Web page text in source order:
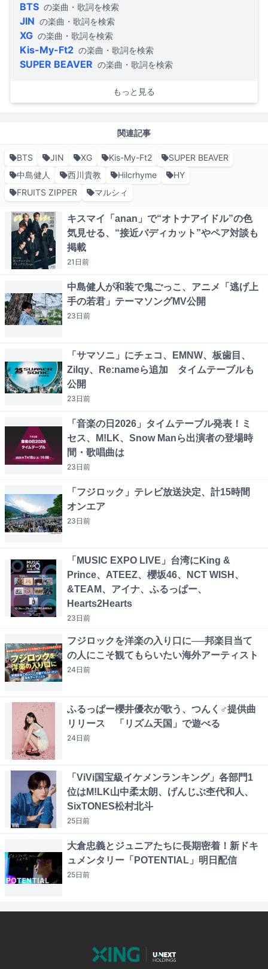
BTS の楽曲・歌詞を検索
JIN の楽曲・歌詞を検索
XG の楽曲・歌詞を検索
Kis-My-Ft2 の楽曲・歌詞を検索
SUPER BEAVER の楽曲・歌詞を検索
もっと見る
関連記事
BTS JIN XG Kis-My-Ft2
SUPER BEAVER
中島健人
西川貴教 Hilcrhyme
HY
FRUITS ZIPPER
マルシィ
キスマイ「anan」で“オトナアイドル”の色
気見せる、“接近バディカット”やペア対談も
掲載
21日前
中島健人が和装で鬼ごっこ、アニメ「逃げ上
手の若君」テーマソングMV公開
23日前
「サマソニ」にチェコ、EMNW、板歯目、
Zilqy、Re:nameら追加 タイムテーブルも
公開
23日前
「音楽の日2026」タイムテーブル発表！ミ
セス、M!LK、Snow Manら出演者の登場時
間・歌唱曲は
23日前
「フジロック」テレビ放送決定、計15時間
オンエア
23日前
「MUSIC EXPO LIVE」台湾にKing &
Prince、ATEEZ、櫻坂46、NCT WISH、
&TEAM、アイナ、ふるっぱー、
Hearts2Hearts
23日前
フジロックを洋楽の入り口に──邦楽目当て
の人にこそ観てもらいたい海外アーティスト
24日前
ふるっぱー櫻井優衣が歌う、つんく♂提供曲
リリース 「リズム天国」で遊べる
24日前
「ViVi国宝級イケメンランキング」各部門1
位はM!LK山中柔太朗、げんじぶ杢代和人、
SixTONES松村北斗
25日前
大倉忠義とジュニアたちに長期密着！新ドキ
ュメンタリー「POTENTIAL」明日配信
25日前